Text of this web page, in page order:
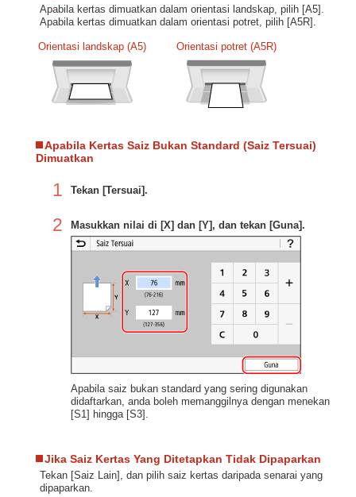
Apabila kertas dimuatkan dalam orientasi landskap, pilih [A5].
Apabila kertas dimuatkan dalam orientasi potret, pilih [A5R].
Orientasi landskap (A5) Orientasi potret (A5R)
Apabila Kertas Saiz Bukan Standard (Saiz Tersuai)
Dimuatkan
1 Tekan [Tersuai].
2 Masukkan nilai di [X] dan [Y], dan tekan [Guna].
Apabila saiz bukan standard yang sering digunakan
didaftarkan, anda boleh memanggilnya dengan menekan
[S1] hingga [S3].
Jika Saiz Kertas Yang Ditetapkan Tidak Dipaparkan
Tekan [Saiz Lain], dan pilih saiz kertas daripada senarai yang
dipaparkan.